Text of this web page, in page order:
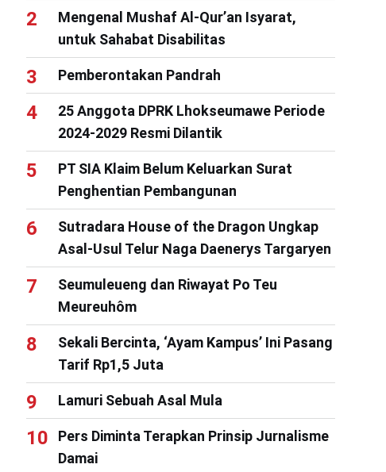
Mengenal Mushaf Al-Qur’an Isyarat,
untuk Sahabat Disabilitas
Pemberontakan Pandrah
25 Anggota DPRK Lhokseumawe Periode
2024-2029 Resmi Dilantik
PT SIA Klaim Belum Keluarkan Surat
Penghentian Pembangunan
Sutradara House of the Dragon Ungkap
Asal-Usul Telur Naga Daenerys Targaryen
Seumuleueng dan Riwayat Po Teu
Meureuhôm
Sekali Bercinta, ‘Ayam Kampus’ Ini Pasang
Tarif Rp1,5 Juta
Lamuri Sebuah Asal Mula
Pers Diminta Terapkan Prinsip Jurnalisme
Damai